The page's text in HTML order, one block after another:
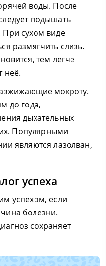
воды. После
подышать
сухом виде
размягчить слизь.
тем легче
неё.
мокроту.
до года,
дыхательных
Популярными
являются лазолван,
успеха
успехом, если
болезни.
сохраняет